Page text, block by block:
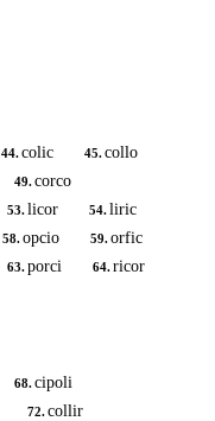
44.colic 45.collo
49.corco
53.licor 54.liric
58.opcio 59.orfic
63.porci 64.ricor
68.cipoli
72.collir